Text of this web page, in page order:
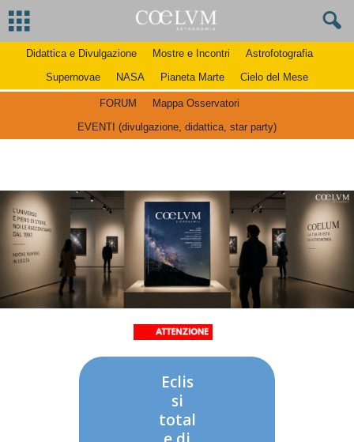
Didattica e Divulgazione Mostre e Incontri
Astrofotografia
Supernovae
NASA Pianeta Marte Cielo del Mese
FORUM
Mappa Osservatori
EVENTI (divulgazione, didattica, star party)
Eclis
si
total